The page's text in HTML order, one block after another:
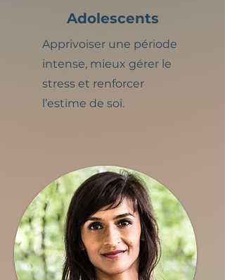
Adolescents
Apprivoiser une période
intense, mieux gérer le
stress et renforcer
l’estime de soi.